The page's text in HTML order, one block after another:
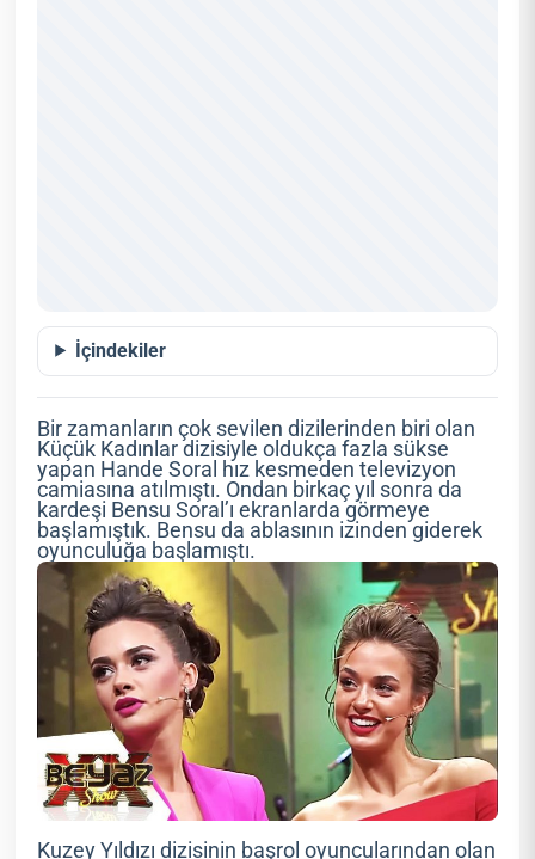
İçindekiler
Bir zamanların çok sevilen dizilerinden biri olan
Küçük Kadınlar dizisiyle oldukça fazla sükse
yapan Hande Soral hız kesmeden televizyon
camiasına atılmıştı. Ondan birkaç yıl sonra da
kardeşi Bensu Soral’ı ekranlarda görmeye
başlamıştık. Bensu da ablasının izinden giderek
oyunculuğa başlamıştı.
Kuzey Yıldızı dizisinin başrol oyuncularından olan